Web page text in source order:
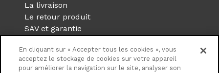
La livraison
Le retour produit
SAV et garantie
Réseaux sociaux
En cliquant sur « Accepter tous les cookies », vous
acceptez le stockage de cookies sur votre appareil
pour améliorer la navigation sur le site, analyser son